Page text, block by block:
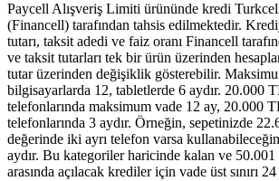
Paycell Alışveriş Limiti ürününde kredi
(Financell) tarafından tahsis edilmektedir.
tutarı, taksit adedi ve faiz oranı Financell
ve taksit tutarları tek bir ürün üzerinden
tutar üzerinden değişiklik gösterebilir.
bilgisayarlarda 12, tabletlerde 6 aydır. 20.000
telefonlarında maksimum vade 12 ay, 20.000
telefonlarında 3 aydır. Örneğin, sepetinizde
değerinde iki ayrı telefon varsa
aydır. Bu kategoriler haricinde kalan ve
arasında açılacak krediler için vade üst sınırı 24